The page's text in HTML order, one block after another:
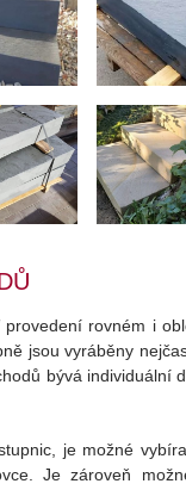
rovném i
jsou vyráběny
bývá individuální
je možné
Je zároveň